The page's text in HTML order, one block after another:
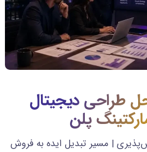
طراحی دیجیتال
پلن
| مسیر تبدیل ایده به فروش